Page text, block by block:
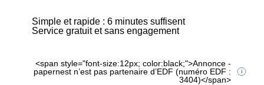
Simple et rapide : 6 minutes suffisent
Service gratuit et sans engagement
<span style="font-size:12px; color:black;">Annonce -
papernest n’est pas partenaire d’EDF (numéro EDF :
3404)</span>